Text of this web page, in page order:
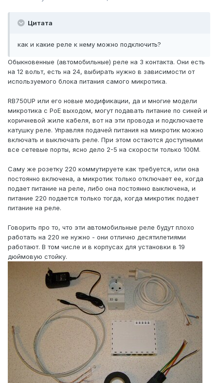
Цитата
как и какие реле к нему можно подключить?
Обыкновенные (автомобильные) реле на 3 контакта. Они есть
на 12 вольт, есть на 24, выбирать нужно в зависимости от
используемого блока питания самого микротика.
RB750UP или его новые модификации, да и многие модели
микротика с PoE выходом, могут подавать питание по синей и
коричневой жиле кабеля, вот на эти провода и подключаете
катушку реле. Управляя подачей питания на микротик можно
включать и выключать реле. При этом остаются доступными
все сетевые порты, ясно дело 2-5 на скорости только 100М.
Саму же розетку 220 коммутируете как требуется, или она
постоянно включена, а микротик только отключает ее, когда
подает питание на реле, либо она постоянно выключена, и
питание 220 подается только тогда, когда микротик подает
питание на реле.
Говорить про то, что эти автомобильные реле будут плохо
работать на 220 не нужно - они отлично десятилетиями
работают. В том числе и в корпусах для установки в 19
дюймовую стойку.